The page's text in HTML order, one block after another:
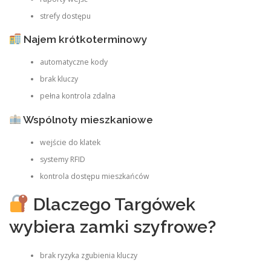
strefy dostępu
Najem krótkoterminowy
automatyczne kody
brak kluczy
pełna kontrola zdalna
Wspólnoty mieszkaniowe
wejście do klatek
systemy RFID
kontrola dostępu mieszkańców
Dlaczego Targówek
wybiera zamki szyfrowe?
brak ryzyka zgubienia kluczy